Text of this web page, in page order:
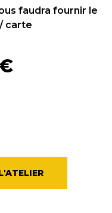
faudra fournir le
carte